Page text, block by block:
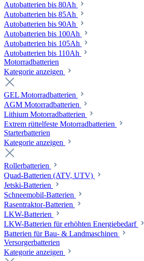
Autobatterien bis 80Ah
Autobatterien bis 85Ah
Autobatterien bis 90Ah
Autobatterien bis 100Ah
Autobatterien bis 105Ah
Autobatterien bis 110Ah
Motorradbatterien
Kategorie anzeigen
GEL Motorradbatterien
AGM Motorradbatterien
Lithium Motorradbatterien
Extrem rüttelfeste Motorradbatterien
Starterbatterien
Kategorie anzeigen
Rollerbatterien
Quad-Batterien (ATV, UTV)
Jetski-Batterien
Schneemobil-Batterien
Rasentraktor-Batterien
LKW-Batterien
LKW-Batterien für erhöhten Energiebedarf
Batterien für Bau- & Landmaschinen
Versorgerbatterien
Kategorie anzeigen